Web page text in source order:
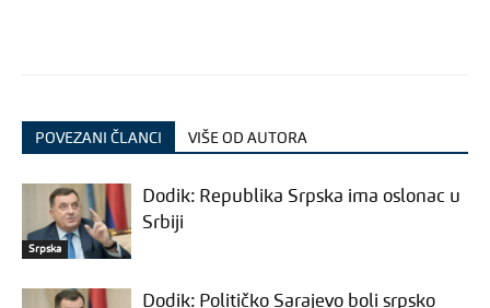
POVEZANI ČLANCI VIŠE OD AUTORA
Srpska
Dodik: Republika Srpska ima oslonac u
Srbiji
Dodik: Političko Sarajevo boli srpsko